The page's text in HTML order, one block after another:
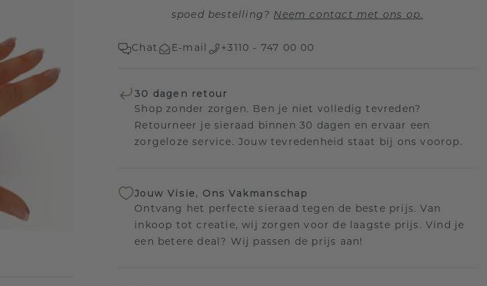
spoed bestelling? Neem contact met ons op.
Chat E-mail +3110 - 747 00 00
30 dagen retour
Shop zonder zorgen. Ben je niet volledig tevreden?
Retourneer je sieraad binnen 30 dagen en ervaar een
zorgeloze service. Jouw tevredenheid staat bij ons voorop.
Jouw Visie, Ons Vakmanschap
Ontvang het perfecte sieraad tegen de beste prijs. Van
inkoop tot creatie, wij zorgen voor de laagste prijs. Vind je
een betere deal? Wij passen de prijs aan!